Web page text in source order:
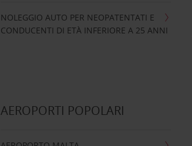
NOLEGGIO AUTO PER NEOPATENTATI E
CONDUCENTI DI ETÀ INFERIORE A 25 ANNI
AEROPORTI POPOLARI